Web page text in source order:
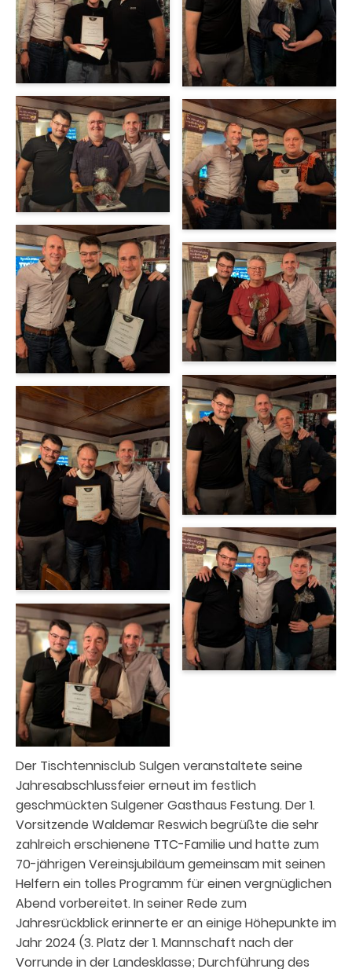
Der Tischtennisclub Sulgen veranstaltete seine
Jahresabschlussfeier erneut im festlich
geschmückten Sulgener Gasthaus Festung. Der 1.
Vorsitzende Waldemar Reswich begrüßte die sehr
zahlreich erschienene TTC-Familie und hatte zum
70-jährigen Vereinsjubiläum gemeinsam mit seinen
Helfern ein tolles Programm für einen vergnüglichen
Abend vorbereitet. In seiner Rede zum
Jahresrückblick erinnerte er an einige Höhepunkte im
Jahr 2024 (3. Platz der 1. Mannschaft nach der
Vorrunde in der Landesklasse; Durchführung des